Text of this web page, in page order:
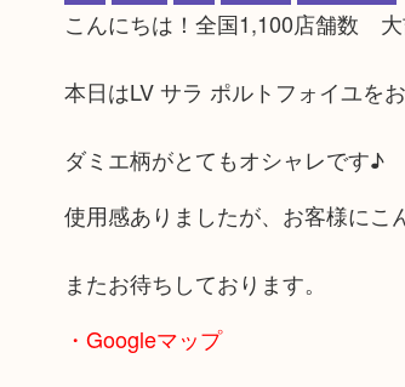
こんにちは！全国1,100店舗数 大
本日はLV サラ ポルトフォイユを
ダミエ柄がとてもオシャレです♪
使用感ありましたが、お客様にこ
またお待ちしております。
・Googleマップ